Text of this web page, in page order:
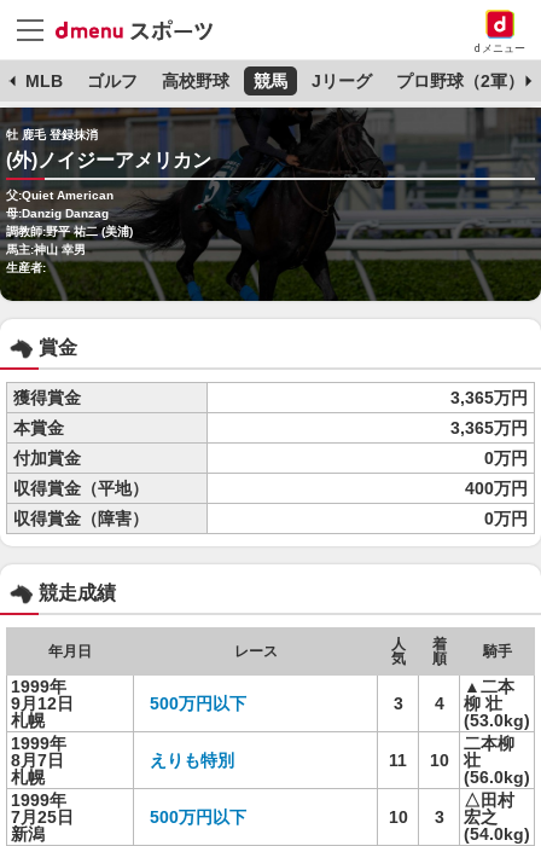
dメニュー
MLB ゴルフ 高校野球 競馬 Jリーグ プロ野球（2軍）
牡 鹿毛 登録抹消
(外)ノイジーアメリカン
父:Quiet American
母:Danzig Danzag
調教師:野平 祐二 (美浦)
馬主:神山 幸男
生産者:
賞金
獲得賞金
3,365万円
本賞金
3,365万円
付加賞金
0万円
収得賞金（平地）
400万円
収得賞金（障害）
0万円
競走成績
年月日 レース
人
気
着
順
騎手
1999年
9月12日
札幌
500万円以下 3 4
▲二本
柳 壮
(53.0kg)
1999年
8月7日
札幌
えりも特別 11 10
二本柳
壮
(56.0kg)
1999年
7月25日
新潟
500万円以下 10 3
△田村
宏之
(54.0kg)